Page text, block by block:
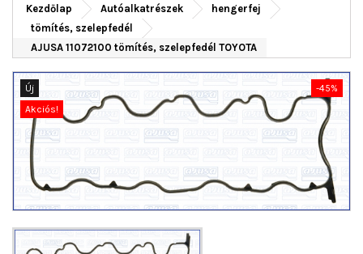
Kezdőlap Autóalkatrészek
hengerfej
tömítés, szelepfedél
AJUSA 11072100 tömítés, szelepfedél TOYOTA
Új
-45%
Akciós!